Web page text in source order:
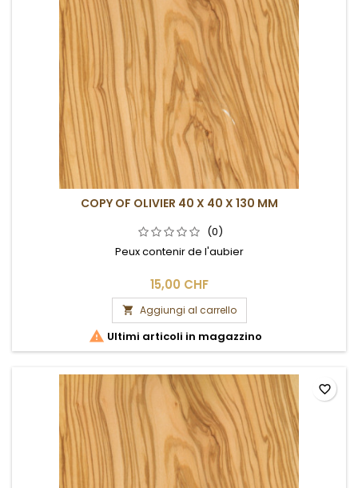
COPY OF OLIVIER 40 X 40 X 130 MM
(0)
Peux contenir de l'aubier
15,00 CHF
 Aggiungi al carrello
 Ultimi articoli in magazzino
favorite_border